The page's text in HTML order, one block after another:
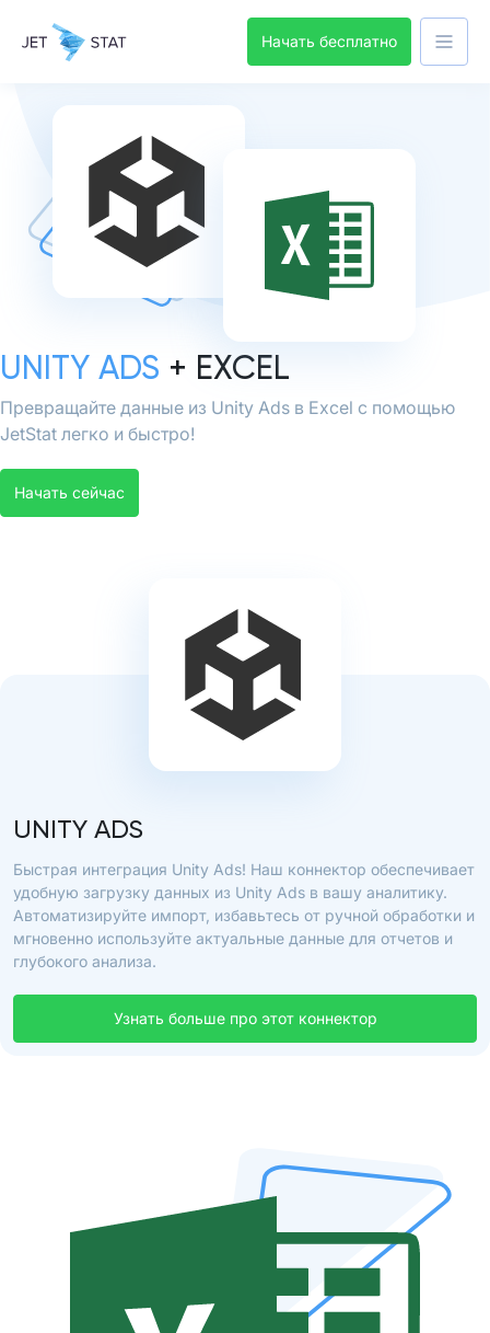
Начать бесплатно
UNITY ADS + EXCEL
Превращайте данные из Unity Ads в Excel с помощью
JetStat легко и быстро!
Начать сейчас
UNITY ADS
Быстрая интеграция Unity Ads! Наш коннектор обеспечивает
удобную загрузку данных из Unity Ads в вашу аналитику.
Автоматизируйте импорт, избавьтесь от ручной обработки и
мгновенно используйте актуальные данные для отчетов и
глубокого анализа.
Узнать больше про этот коннектор